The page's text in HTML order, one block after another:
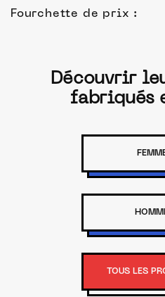
Fourchette de prix :
Découvrir
fabriqués
TOUS LES